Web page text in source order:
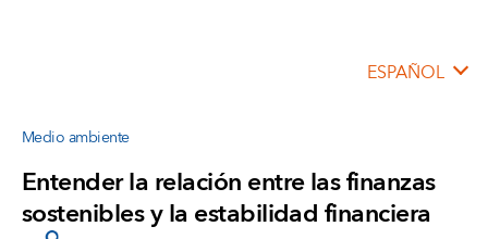
ESPAÑOL
Medio ambiente
Entender la relación entre las finanzas
sostenibles y la estabilidad financiera